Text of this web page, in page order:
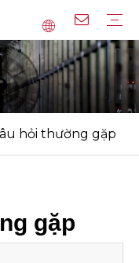
hỏi thường gặp
gặp